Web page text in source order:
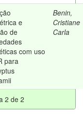
e
de
com uso
para
Benin,
Cristiane
Carla
2 de 2